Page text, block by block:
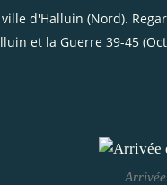
d'Halluin (Nord).
et la Guerre 39-45